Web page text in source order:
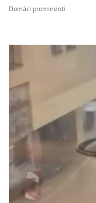
Domáci prominenti